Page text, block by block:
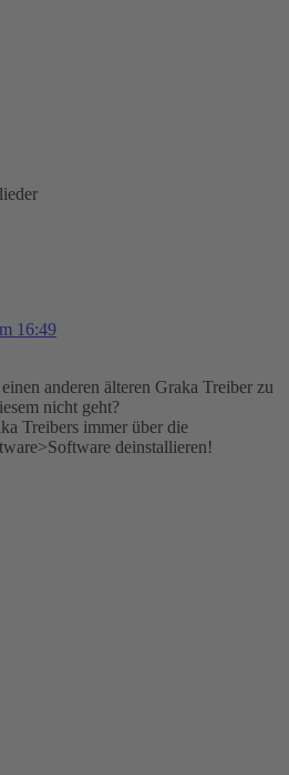
16:49
anderen älteren Graka Treiber zu
nicht geht?
Treibers immer über die
deinstallieren!